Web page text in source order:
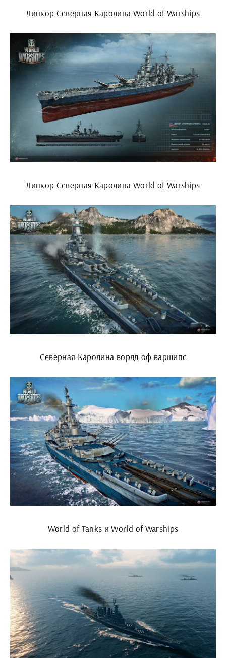
Линкор Северная Каролина World of Warships
Линкор Северная Каролина World of Warships
Северная Каролина ворлд оф варшипс
World of Tanks и World of Warships